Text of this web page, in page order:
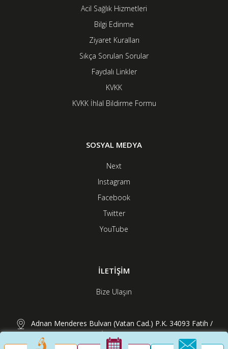
Acil Sağlık Hizmetleri
Bilgi Edinme
Ziyaret Kuralları
Sıkça Sorulan Sorular
Faydalı Linkler
KVKK
KVKK İhlal Bildirme Formu
SOSYAL MEDYA
Next
Instagram
Facebook
Twitter
YouTube
İLETİŞİM
Bize Ulaşın
Adnan Menderes Bulvarı (Vatan Cad.) P.K. 34093 Fatih /
İstanbul